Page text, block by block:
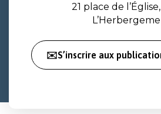
21 place de
✉️S’inscrire aux